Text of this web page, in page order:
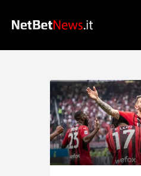
Home
News
Calcio
Basket